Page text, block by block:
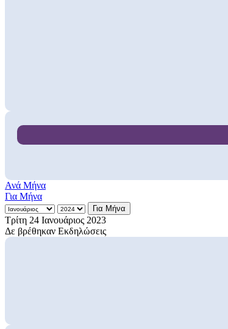
Ανά Μήνα
Για Μήνα
Για Μήνα
Τρίτη 24 Ιανουάριος 2023
Δε βρέθηκαν Εκδηλώσεις